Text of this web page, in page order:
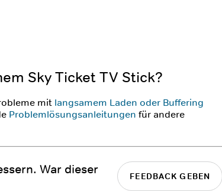
Sky Ticket TV Stick?
mit langsamem Laden oder Buffering
Problemlösungsanleitungen für andere
War dieser
FEEDBACK GEBEN